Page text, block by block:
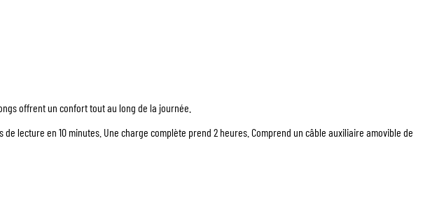
offrent un confort tout au long de la journée.
lecture en 10 minutes. Une charge complète prend 2 heures. Comprend un câble auxiliaire amovible de